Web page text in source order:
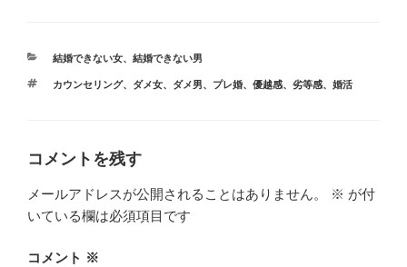
e
b
k
er
y
Li
カ
ゴ
結婚できない女、 結婚できない男
タ
カウンセリング、 ダメ女、 ダメ男、 プレ婚、 優越感、 劣等感、 婚活
コメントを残す
メールアドレスが公開されることはありません。 ※ が付
いている欄は必須項目です
コメント ※